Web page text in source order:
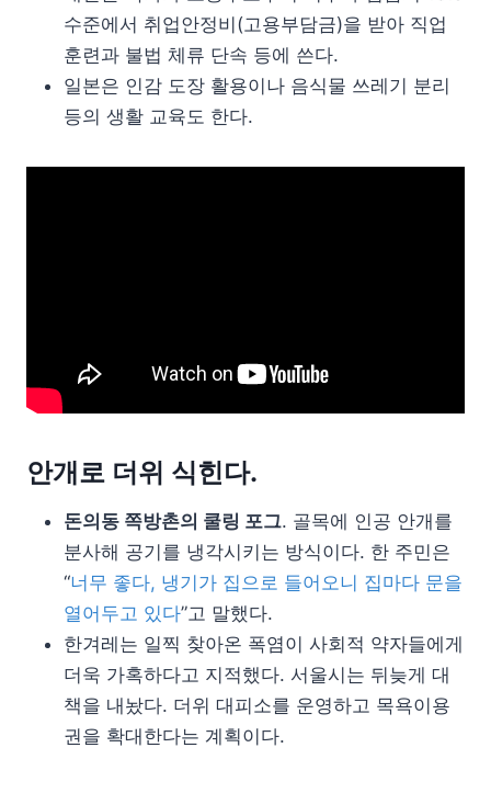
수준에서 취업안정비(고용부담금)을 받아 직업
훈련과 불법 체류 단속 등에 쓴다.
일본은 인감 도장 활용이나 음식물 쓰레기 분리
등의 생활 교육도 한다.
안개로 더위 식힌다.
돈의동 쪽방촌의 쿨링 포그. 골목에 인공 안개를
분사해 공기를 냉각시키는 방식이다. 한 주민은
“너무 좋다, 냉기가 집으로 들어오니 집마다 문을
열어두고 있다”고 말했다.
한겨레는 일찍 찾아온 폭염이 사회적 약자들에게
더욱 가혹하다고 지적했다. 서울시는 뒤늦게 대
책을 내놨다. 더위 대피소를 운영하고 목욕이용
권을 확대한다는 계획이다.